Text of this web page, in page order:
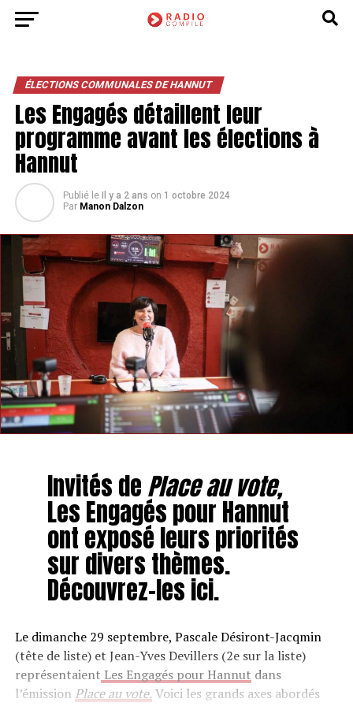
ÉLECTIONS COMMUNALES DE HANNUT
Les Engagés détaillent leur
programme avant les élections à
Hannut
Publié le Il y a 2 ans on 1 octobre 2024
Par Manon Dalzon
Invités dePlace au vote,
Les Engagés pour Hannut
ont exposé leurs priorités
sur divers thèmes.
Découvrez-les ici.
Le dimanche 29 septembre, Pascale Désiront-Jacqmin
(tête de liste) et Jean-Yves Devillers (2e sur la liste)
représentaient Les Engagés pour Hannut dans
l’émission Place au vote. Voici les grands axes abordés